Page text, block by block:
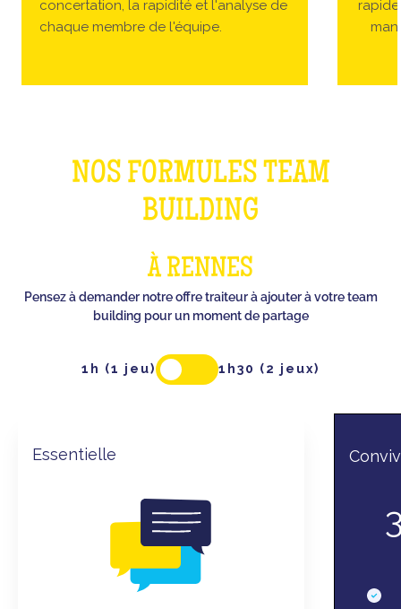
concertation, la rapidité et l'analyse de
chaque membre de l'équipe.
NOS FORMULES TEAM
BUILDING
À RENNES
Pensez à demander notre offre traiteur à ajouter à votre team
building pour un moment de partage
1h (1 jeu) 1h30 (2 jeux)
Essentielle